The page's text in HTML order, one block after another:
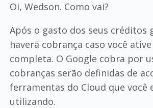
Oi, Wedson. Como vai?
Após o gasto dos seus créditos
haverá cobrança caso você
completa. O Google cobra por
cobranças serão definidas de
ferramentas do Cloud que você
utilizando.